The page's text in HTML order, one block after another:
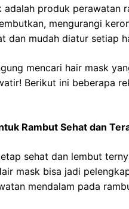
adalah produk perawatan
mengurangi
dan mudah diatur setiap
mencari hair mask
Berikut ini beberapa
Rambut Sehat dan
sehat dan lembut
mask bisa jadi
mendalam pada